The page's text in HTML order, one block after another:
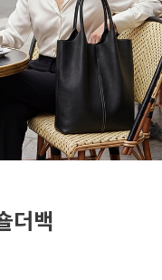
더백